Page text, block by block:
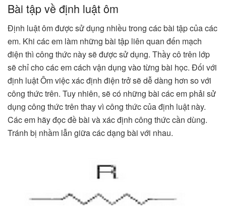
Bài tập về định luật ôm
Định luật ôm được sử dụng nhiều trong các bài tập của các
em. Khi các em làm những bài tập liên quan đến mạch
điện thì công thức này sẽ được sử dụng. Thầy cô trên lớp
sẽ chỉ cho các em cách vận dụng vào từng bài học. Đối với
định luật Ôm việc xác định điện trở sẽ dễ dàng hơn so với
công thức trên. Tuy nhiên, sẽ có những bài các em phải sử
dụng công thức trên thay vì công thức của định luật này.
Các em hãy đọc đề bài và xác định công thức cần dùng.
Tránh bị nhầm lẫn giữa các dạng bài với nhau.